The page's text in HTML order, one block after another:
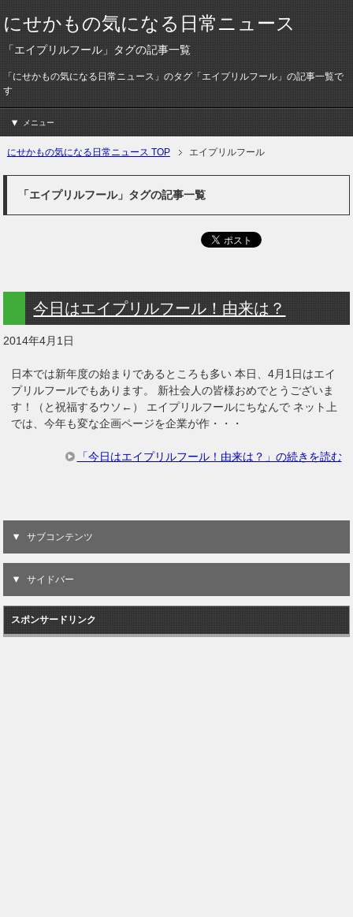
にせかもの気になる日常ニュース
「エイプリルフール」タグの記事一覧
「にせかもの気になる日常ニュース」のタグ「エイプリルフール」の記事一覧で
す
メニュー
にせかもの気になる日常ニュース TOP エイプリルフール
「エイプリルフール」タグの記事一覧
今日はエイプリルフール！由来は？
2014年4月1日
日本では新年度の始まりであるところも多い 本日、4月1日はエイ
プリルフールでもあります。 新社会人の皆様おめでとうございま
す！（と祝福するウソ←） エイプリルフールにちなんで ネット上
では、今年も変な企画ページを企業が作・・・
「今日はエイプリルフール！由来は？」の続きを読む
サブコンテンツ
サイドバー
スポンサードリンク